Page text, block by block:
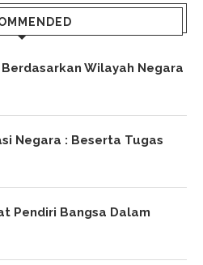
Wilayah Negara
Negara : Beserta Tugas
Pendiri Bangsa Dalam